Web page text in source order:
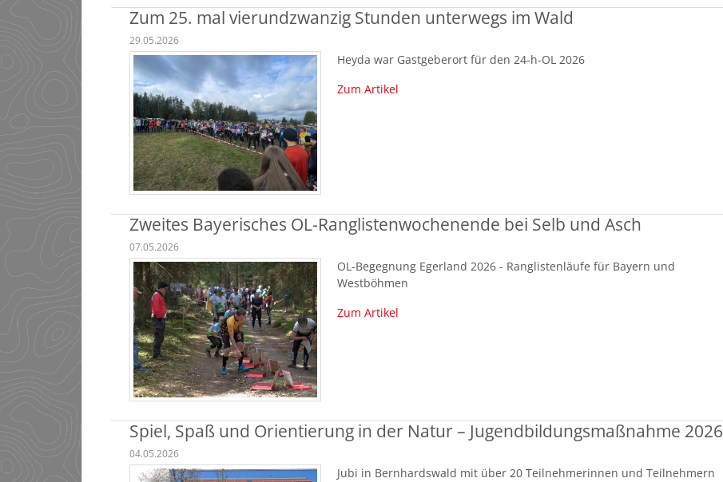
Zum 25. mal vierundzwanzig Stunden unterwegs im Wald
29.05.2026
Heyda war Gastgeberort für den 24-h-OL 2026
Zum Artikel
Zweites Bayerisches OL-Ranglistenwochenende bei Selb und Asch
07.05.2026
OL-Begegnung Egerland 2026 - Ranglistenläufe für Bayern und
Westböhmen
Zum Artikel
Spiel, Spaß und Orientierung in der Natur – Jugendbildungsmaßnahme 2026
04.05.2026
Jubi in Bernhardswald mit über 20 Teilnehmerinnen und Teilnehmern